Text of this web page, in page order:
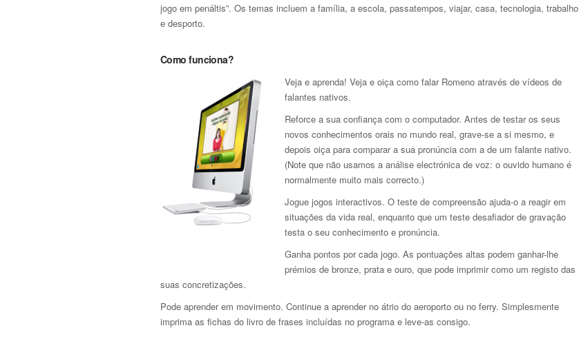
jogo em penáltis”. Os temas incluem a família, a escola, passatempos, viajar, casa, tecnologia, trabalho
e desporto.
Como funciona?
Veja e aprenda! Veja e oiça como falar Romeno através de vídeos de
falantes nativos.
Reforce a sua confiança com o computador. Antes de testar os seus
novos conhecimentos orais no mundo real, grave-se a si mesmo, e
depois oiça para comparar a sua pronúncia com a de um falante nativo.
(Note que não usamos a análise electrónica de voz: o ouvido humano é
normalmente muito mais correcto.)
Jogue jogos interactivos. O teste de compreensão ajuda-o a reagir em
situações da vida real, enquanto que um teste desafiador de gravação
testa o seu conhecimento e pronúncia.
Ganha pontos por cada jogo. As pontuações altas podem ganhar-lhe
prémios de bronze, prata e ouro, que pode imprimir como um registo das
suas concretizações.
Pode aprender em movimento. Continue a aprender no átrio do aeroporto ou no ferry. Simplesmente
imprima as fichas do livro de frases incluídas no programa e leve-as consigo.